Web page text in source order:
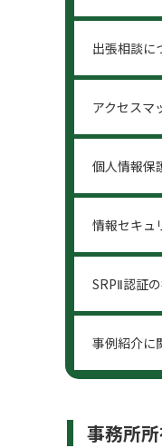
出張相談に
アクセスマ
個人情報保
情報セキュ
SRPⅡ認証
事例紹介に
事務所